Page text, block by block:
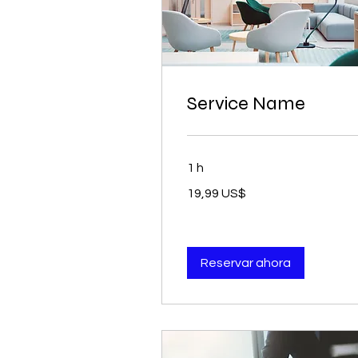
Service Name
1 h
dólares
19,99 US$
Reservar ahora